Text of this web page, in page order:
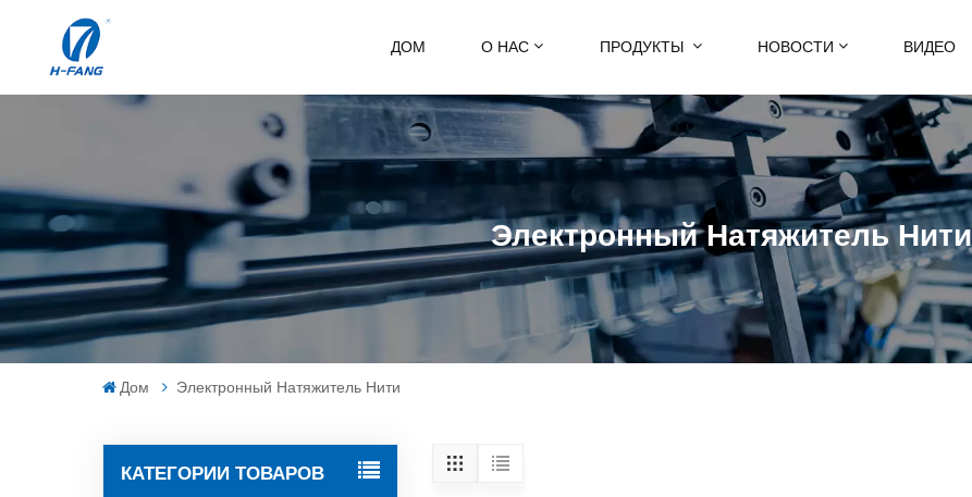
ДОМ О НАС ПРОДУКТЫ НОВОСТИ ВИДЕО
Электронный Натяжитель Нити
Дом Электронный Натяжитель Нити
КАТЕГОРИИ ТОВАРОВ